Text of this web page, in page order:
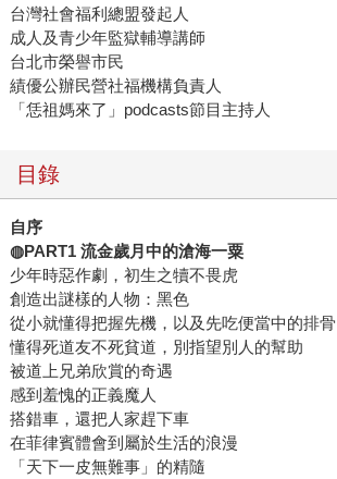
台灣社會福利總盟發起人
成人及青少年監獄輔導講師
台北市榮譽市民
績優公辦民營社福機構負責人
「恁祖媽來了」podcasts節目主持人
目錄
自序
◍PART1 流金歲月中的滄海一粟
少年時惡作劇，初生之犢不畏虎
創造出謎樣的人物：黑色
從小就懂得把握先機，以及先吃便當中的排骨
懂得死道友不死貧道，別指望別人的幫助
被道上兄弟欣賞的奇遇
感到羞愧的正義魔人
搭錯車，還把人家趕下車
在菲律賓體會到屬於生活的浪漫
「天下一皮無難事」的精隨